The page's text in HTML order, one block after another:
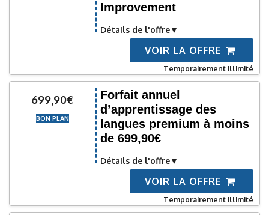
Improvement
Détails de l'offre
VOIR LA OFFRE
Temporairement illimité
699,90€
BON PLAN
Forfait annuel
d’apprentissage des
langues premium à moins
de 699,90€
Détails de l'offre
VOIR LA OFFRE
Temporairement illimité